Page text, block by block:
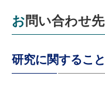
お問い合わせ先
研究に関すること